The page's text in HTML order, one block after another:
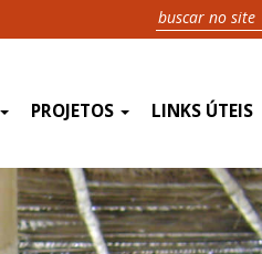
PROJETOS LINKS ÚTEIS